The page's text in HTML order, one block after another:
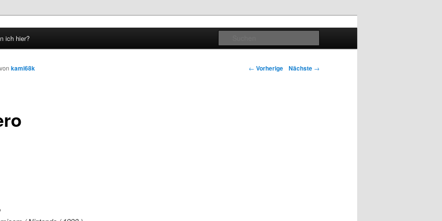
ich hier?
Artikelnavigation
← Vorherige Nächste →
von kami68k